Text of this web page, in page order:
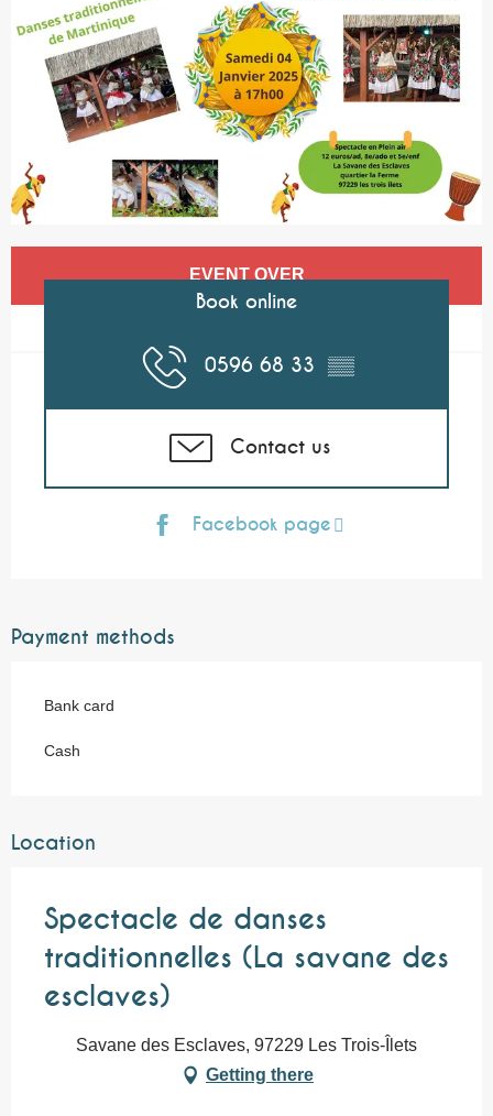
Opening hours & contact details
EVENT OVER
Book online
0596 68 33 ▒▒
Contact us
Facebook page
Payment methods
Bank card
Cash
Location
Spectacle de danses
traditionnelles (La savane des
esclaves)
Savane des Esclaves, 97229 Les Trois-Îlets
Getting there